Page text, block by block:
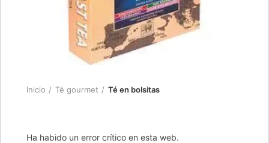
Inicio Té gourmet Té en bolsitas
Ha habido un error crítico en esta web.